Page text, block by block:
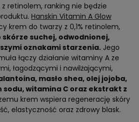
retinolem, ranking nie będzie
Hanskin Vitamin A Glow
krem do twarzy z 0,1% retinolem,
skórze suchej, odwodnionej,
oznakami starzenia. Jego
łączy działanie witaminy A ze
łagodzącymi i nawilżającymi,
masło shea, olej jojoba,
witamina C oraz ekstrakt z
krem wspiera regenerację skóry
elastyczność oraz zdrowy blask.